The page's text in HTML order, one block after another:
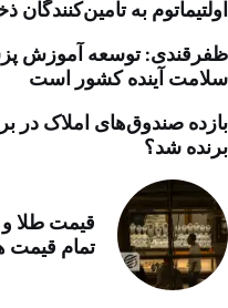
اولتیماتوم به تامین‌کنندگان
ظفرقندی: توسعه آموزش
سلامت آینده کشور است
بازده صندوق‌های املاک
برنده شد؟
تمام قیمت